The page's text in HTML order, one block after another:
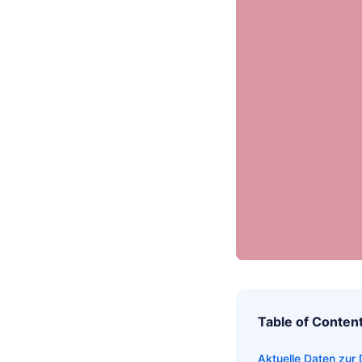
Table of
Aktuelle Daten zur